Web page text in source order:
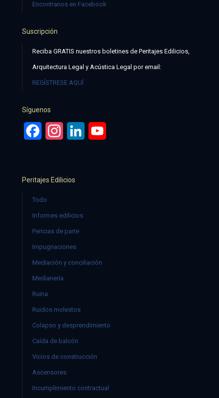
Encontranos en Facebook
Suscripción
Reciba GRATIS nuestros boletines de Peritajes Edilicios,
Arquitectura Legal y Acústica Legal por email:
REGÍSTRESE AQUÍ
Síguenos
FacebookInstagramLinkedIn
Peritajes Edilicios
Todo
Informes edilicios
Pericias de parte
Impugnaciones
Mediación y conciliación
Medianería
Ruina
Ruidos molestos
Colapso y desprendimiento
Caída de balcón
Vicios de construcción
Ascensores
Incumplimiento contractual